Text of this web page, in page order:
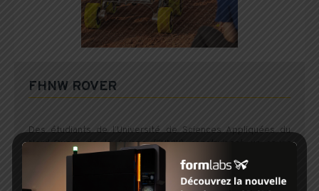
FHNW ROVER
Des étudiants de l’Université de Sciences Appliquées du
Nord-Ouest de la Suisse (FHNW) construisent un rover
martien fonctionnel, à l’aide de pièces imprimées en 3D,
grâce à la technologie SLS de Sintratec. Les étudiants ont
remporté la 6ème placeà l’European MarsROver Challenge.